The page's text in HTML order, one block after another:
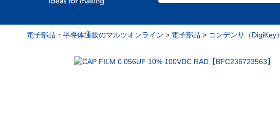
電子部品・半導体通販のマルツオンライン > 電子部品 > コンデンサ（DigiKey）